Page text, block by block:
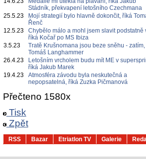
Stádník, překvapení letošního Czechmana
25.5.23
Mojí strategií bylo hlavně dokončit, říká
Řenč
12.5.23
Chybělo málo a mohl jsem slavit podstatně
říká Kočař po MS Ibiza
3.5.23
Tratě Krušnomana jsou beze sněhu -
Tomáš Langhammer
26.4.23
Letošním vrcholem budu mít ME v
říká Jakub Marek
19.4.23
Atmosféra závodu byla neskutečná a
nepopsatelná, říká Zuzka Pičmanová
Přečteno 1580x
Tisk
Zpět
RSS Bazar Etriatlon TV Galerie